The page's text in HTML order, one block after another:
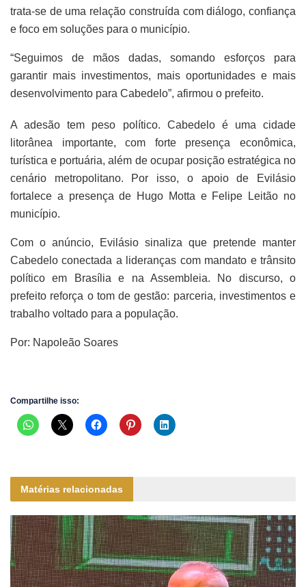
trata-se de uma relação construída com diálogo, confiança
e foco em soluções para o município.
“Seguimos de mãos dadas, somando esforços para
garantir mais investimentos, mais oportunidades e mais
desenvolvimento para Cabedelo”, afirmou o prefeito.
A adesão tem peso político. Cabedelo é uma cidade
litorânea importante, com forte presença econômica,
turística e portuária, além de ocupar posição estratégica no
cenário metropolitano. Por isso, o apoio de Evilásio
fortalece a presença de Hugo Motta e Felipe Leitão no
município.
Com o anúncio, Evilásio sinaliza que pretende manter
Cabedelo conectada a lideranças com mandato e trânsito
político em Brasília e na Assembleia. No discurso, o
prefeito reforça o tom de gestão: parceria, investimentos e
trabalho voltado para a população.
Por: Napoleão Soares
Compartilhe isso:
Matérias relacionadas